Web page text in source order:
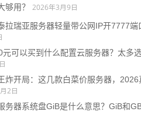
够用？
2026年3月9日
拉瑞亚服务器轻量带公网IP开7777端
元可以买到什么配置云服务器？太多
炸开局：这几款白菜价服务器，2026
2日
务器系统盘GiB是什么意思？GiB和